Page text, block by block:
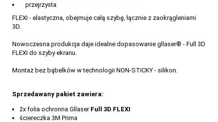
przejrzysta
FLEXI - elastyczna, obejmuje całą szybę, łącznie z zaokrągleniami
3D.
Nowoczesna produkcja daje idealne dopasowanie gllaser® - Full 3D
FLEXI do szyby ekranu.
Montaż bez bąbelków w technologii NON-STICKY - silikon.
Sprzedawany pakiet zawiera:
2x folia ochronna Gllaser Full 3D FLEXI
ściereczka 3M Prima